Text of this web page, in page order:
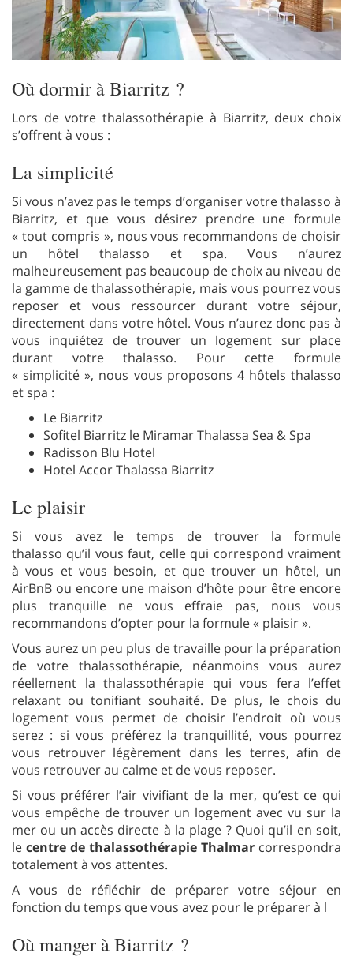
Où dormir à Biarritz ?
Lors de votre thalassothérapie à Biarritz, deux choix
s’offrent à vous :
La simplicité
Si vous n’avez pas le temps d’organiser votre thalasso à
Biarritz, et que vous désirez prendre une formule
« tout compris », nous vous recommandons de choisir
un hôtel thalasso et spa. Vous n’aurez
malheureusement pas beaucoup de choix au niveau de
la gamme de thalassothérapie, mais vous pourrez vous
reposer et vous ressourcer durant votre séjour,
directement dans votre hôtel. Vous n’aurez donc pas à
vous inquiétez de trouver un logement sur place
durant votre thalasso. Pour cette formule
« simplicité », nous vous proposons 4 hôtels thalasso
et spa :
Le Biarritz
Sofitel Biarritz le Miramar Thalassa Sea & Spa
Radisson Blu Hotel
Hotel Accor Thalassa Biarritz
Le plaisir
Si vous avez le temps de trouver la formule
thalasso qu’il vous faut, celle qui correspond vraiment
à vous et vous besoin, et que trouver un hôtel, un
AirBnB ou encore une maison d’hôte pour être encore
plus tranquille ne vous effraie pas, nous vous
recommandons d’opter pour la formule « plaisir ».
Vous aurez un peu plus de travaille pour la préparation
de votre thalassothérapie, néanmoins vous aurez
réellement la thalassothérapie qui vous fera l’effet
relaxant ou tonifiant souhaité. De plus, le chois du
logement vous permet de choisir l’endroit où vous
serez : si vous préférez la tranquillité, vous pourrez
vous retrouver légèrement dans les terres, afin de
vous retrouver au calme et de vous reposer.
Si vous préférer l’air vivifiant de la mer, qu’est ce qui
vous empêche de trouver un logement avec vu sur la
mer ou un accès directe à la plage ? Quoi qu’il en soit,
le centre de thalassothérapie Thalmar correspondra
totalement à vos attentes.
A vous de réfléchir de préparer votre séjour en
fonction du temps que vous avez pour le préparer à l
Où manger à Biarritz ?